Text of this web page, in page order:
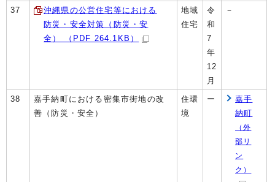
37
沖縄県の公営住宅等における
防災・安全対策（防災・安
全） （PDF 264.1KB）
地域
住宅
令
和
7
年
12
月
－
38
嘉手納町における密集市街地の改
善（防災・安全）
住環
境
ー
嘉手
納町
（外
部リ
ン
ク）